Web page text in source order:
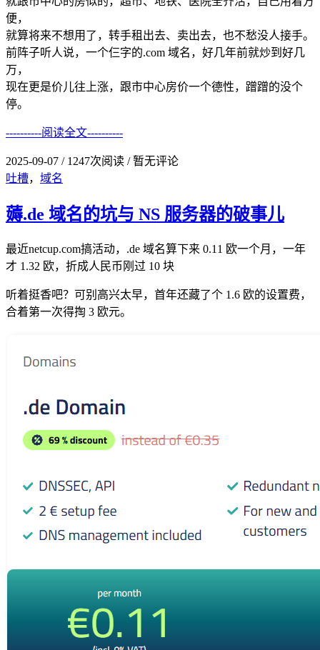
便，
就算将来不想用了，转手租出去、卖出去，也不愁没人接手。
前阵子听人说，一个仨字的.com 域名，好几年前就炒到好几
万，
现在更是价儿往上涨，跟市中心房价一个德性，蹭蹭的没个
停。
----------阅读全文----------
2025-09-07 / 1247次阅读 / 暂无评论
吐槽， 域名
薅.de 域名的坑与 NS 服务器的破事儿
最近netcup.com搞活动，.de 域名算下来 0.11 欧一个月，一年
才 1.32 欧，折成人民币刚过 10 块
听着挺香吧？可别高兴太早，首年还藏了个 1.6 欧的设置费，
合着第一次得掏 3 欧元。